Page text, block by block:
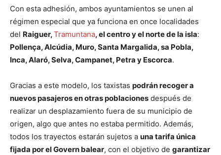
Con esta adhesión, ambos ayuntamientos se unen al
régimen especial que ya funciona en once localidades
del Raiguer,Tramuntana, el centro y el norte de la isla:
Pollença, Alcúdia, Muro, Santa Margalida, sa Pobla,
Inca, Alaró, Selva, Campanet, Petra y Escorca.
Gracias a este modelo, los taxistas podrán recoger a
nuevos pasajeros en otras poblaciones después de
realizar un desplazamiento fuera de su municipio de
origen, algo que antes no estaba permitido. Además,
todos los trayectos estarán sujetos a una tarifa única
fijada por el Govern balear, con el objetivo de garantizar